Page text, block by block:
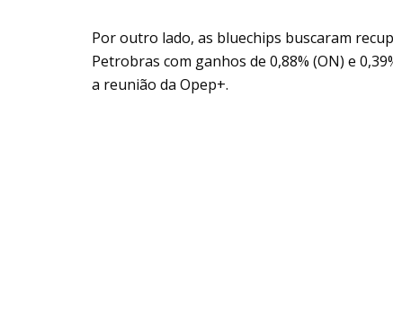
Por outro lado, as bluechips buscaram
Petrobras com ganhos de 0,88% (ON) e
a reunião da Opep+.